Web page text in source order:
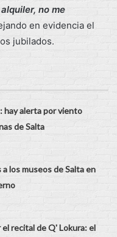
no me
en evidencia el
jubilados.
hay alerta por viento
de Salta
los museos de Salta en
recital de Q' Lokura: el